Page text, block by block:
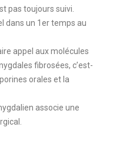
pas toujours suivi.
dans un 1er temps au
appel aux molécules
fibrosées, c’est-
orales et la
associe une